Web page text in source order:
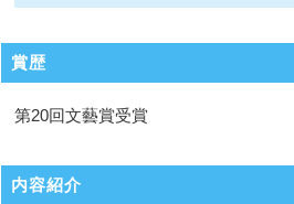
賞歴
第20回文藝賞受賞
内容紹介